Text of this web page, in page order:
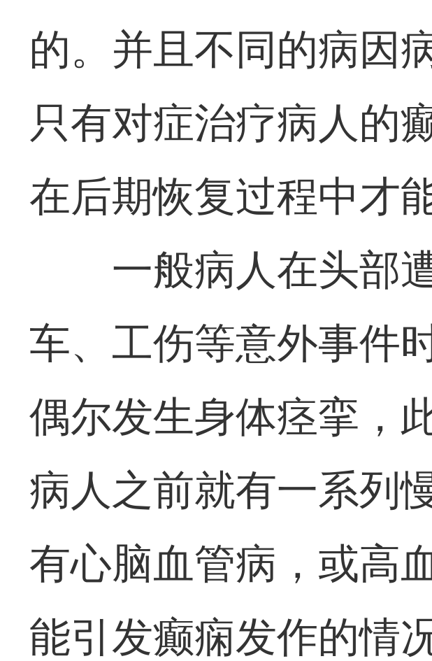
的。并且不同的病因
只有对症治疗病人的
在后期恢复过程中才
一般病人在头部
车、工伤等意外事件
偶尔发生身体痉挛，
病人之前就有一系列
有心脑血管病，或高
能引发癫痫发作的情